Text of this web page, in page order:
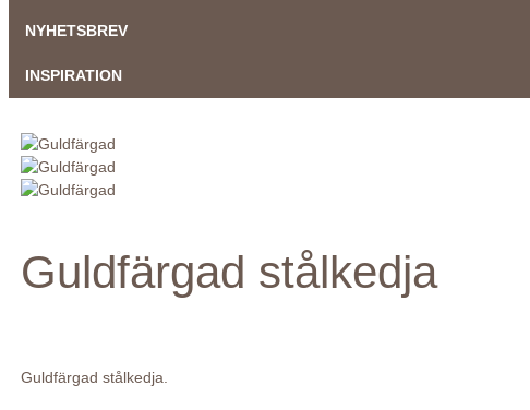
NYHETSBREV
INSPIRATION
Guldfärgad stålkedja
Guldfärgad stålkedja.